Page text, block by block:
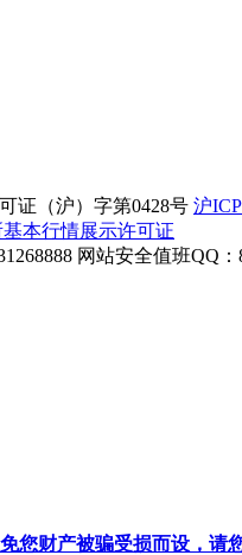
证（沪）字第0428号 沪
本行情展示许可证
网站安全值班QQ：
您财产被骗受损而设，请